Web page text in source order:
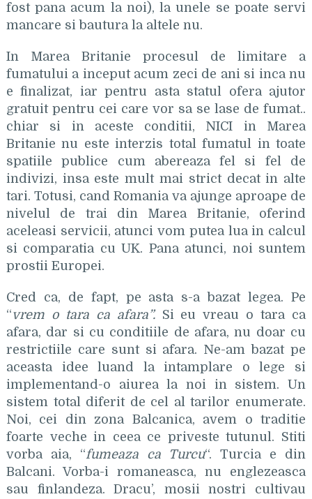
fost pana acum la noi), la unele se poate servi
mancare si bautura la altele nu.
In Marea Britanie procesul de limitare a
fumatului a inceput acum zeci de ani si inca nu
e finalizat, iar pentru asta statul ofera ajutor
gratuit pentru cei care vor sa se lase de fumat..
chiar si in aceste conditii, NICI in Marea
Britanie nu este interzis total fumatul in toate
spatiile publice cum abereaza fel si fel de
indivizi, insa este mult mai strict decat in alte
tari. Totusi, cand Romania va ajunge aproape de
nivelul de trai din Marea Britanie, oferind
aceleasi servicii, atunci vom putea lua in calcul
si comparatia cu UK. Pana atunci, noi suntem
prostii Europei.
Cred ca, de fapt, pe asta s-a bazat legea. Pe
“vrem o tara ca afara”. Si eu vreau o tara ca
afara, dar si cu conditiile de afara, nu doar cu
restrictiile care sunt si afara. Ne-am bazat pe
aceasta idee luand la intamplare o lege si
implementand-o aiurea la noi in sistem. Un
sistem total diferit de cel al tarilor enumerate.
Noi, cei din zona Balcanica, avem o traditie
foarte veche in ceea ce priveste tutunul. Stiti
vorba aia, “fumeaza ca Turcu“. Turcia e din
Balcani. Vorba-i romaneasca, nu englezeasca
sau finlandeza. Dracu’, mosii nostri cultivau